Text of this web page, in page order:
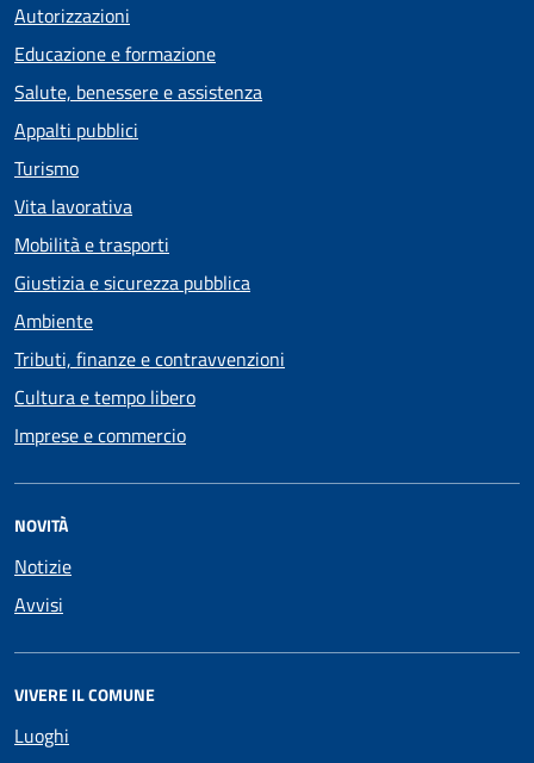
Autorizzazioni
Educazione e formazione
Salute, benessere e assistenza
Appalti pubblici
Turismo
Vita lavorativa
Mobilità e trasporti
Giustizia e sicurezza pubblica
Ambiente
Tributi, finanze e contravvenzioni
Cultura e tempo libero
Imprese e commercio
NOVITÀ
Notizie
Avvisi
VIVERE IL COMUNE
Luoghi